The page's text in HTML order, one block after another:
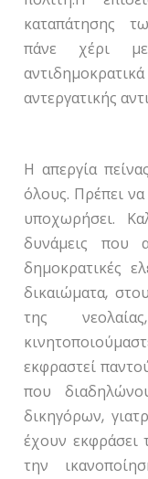
καταπάτησης
πάνε χέρι
αντεργατικής
Η απεργία
όλους. Πρέπει
υποχωρήσει.
δυνάμεις που
δημοκρατικές
δικαιώματα,
της
εκφραστεί
που
δικηγόρων,
έχουν εκφράσει
την